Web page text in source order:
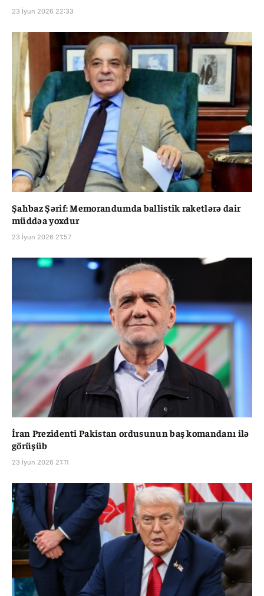
23 İyun 2026 22:33
Şahbaz Şərif: Memorandumda ballistik raketlərə dair
müddəa yoxdur
23 İyun 2026 21:57
İran Prezidenti Pakistan ordusunun baş komandanı ilə
görüşüb
23 İyun 2026 21:11